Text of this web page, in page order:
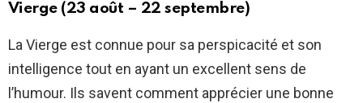
Vierge (23 août – 22 septembre)
La Vierge est connue pour sa perspicacité et son
intelligence tout en ayant un excellent sens de
l’humour. Ils savent comment apprécier une bonne